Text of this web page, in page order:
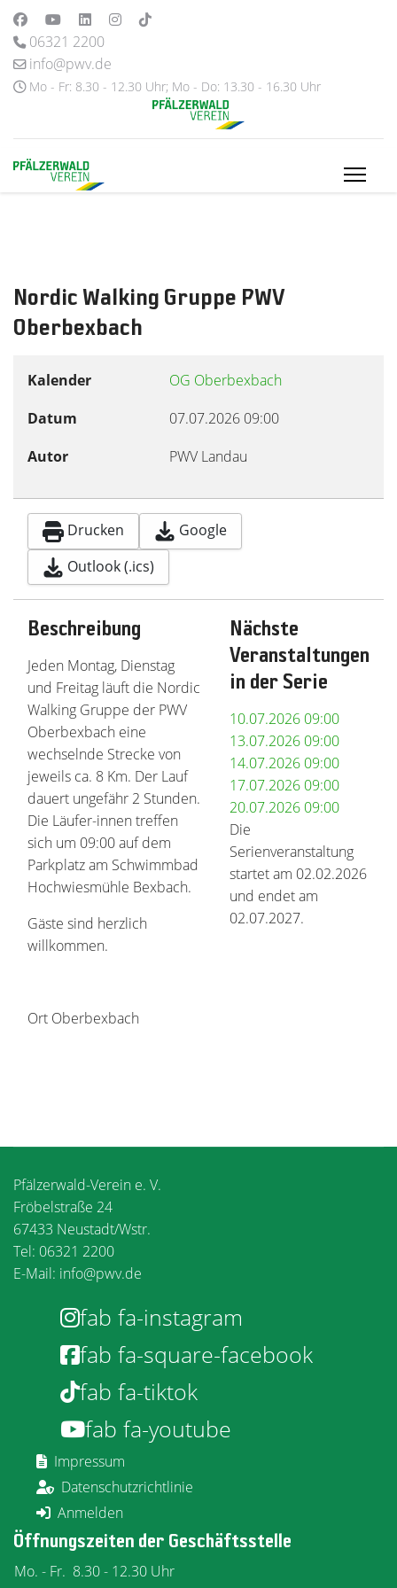
06321 2200
info@pwv.de
Mo - Fr: 8.30 - 12.30 Uhr; Mo - Do: 13.30 - 16.30 Uhr
Nordic Walking Gruppe PWV
Oberbexbach
Kalender
OG Oberbexbach
Datum
07.07.2026 09:00
Autor
PWV Landau
Drucken
Google
Outlook (.ics)
Beschreibung
Jeden Montag, Dienstag
und Freitag läuft die Nordic
Walking Gruppe der PWV
Oberbexbach eine
wechselnde Strecke von
jeweils ca. 8 Km. Der Lauf
dauert ungefähr 2 Stunden.
Die Läufer-innen treffen
sich um 09:00 auf dem
Parkplatz am Schwimmbad
Hochwiesmühle Bexbach.
Gäste sind herzlich
willkommen.
Ort Oberbexbach
Nächste
Veranstaltungen
in der Serie
10.07.2026 09:00
13.07.2026 09:00
14.07.2026 09:00
17.07.2026 09:00
20.07.2026 09:00
Die
Serienveranstaltung
startet am 02.02.2026
und endet am
02.07.2027.
Pfälzerwald-Verein e. V.
Fröbelstraße 24
67433 Neustadt/Wstr.
Tel: 06321 2200
E-Mail: info@pwv.de
fab fa-instagram
fab fa-square-facebook
fab fa-tiktok
fab fa-youtube
Impressum
Datenschutzrichtlinie
Anmelden
Öffnungszeiten der Geschäftsstelle
Mo. - Fr. 8.30 - 12.30 Uhr